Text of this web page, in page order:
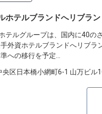
ホテルブランドへリブラ
テルグループは、国内に40の
外資ホテルブランドへリブラ
への移行を予定…
央区日本橋小網町6-1 山万ビル